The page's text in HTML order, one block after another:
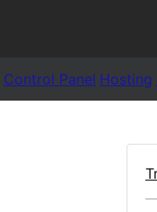
Control Panel Hosting